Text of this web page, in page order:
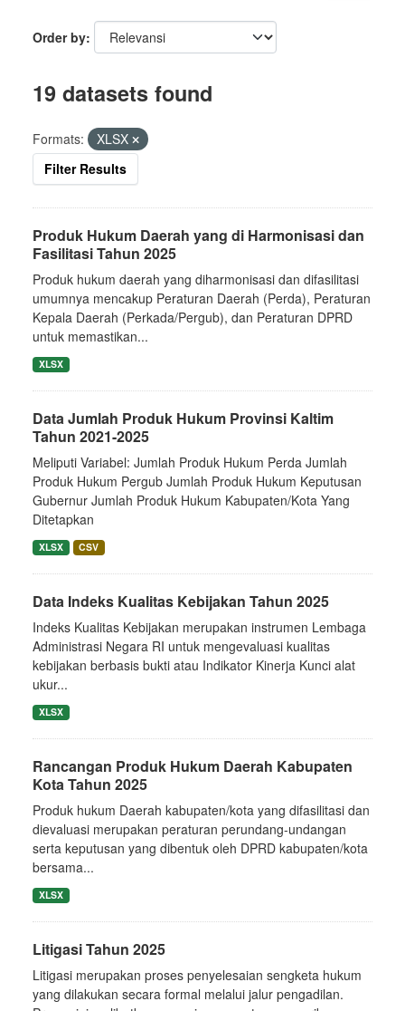
Order by
19 datasets found
Formats:
XLSX
Filter Results
Produk Hukum Daerah yang di Harmonisasi dan
Fasilitasi Tahun 2025
Produk hukum daerah yang diharmonisasi dan difasilitasi
umumnya mencakup Peraturan Daerah (Perda), Peraturan
Kepala Daerah (Perkada/Pergub), dan Peraturan DPRD
untuk memastikan...
XLSX
Data Jumlah Produk Hukum Provinsi Kaltim
Tahun 2021-2025
Meliputi Variabel: Jumlah Produk Hukum Perda Jumlah
Produk Hukum Pergub Jumlah Produk Hukum Keputusan
Gubernur Jumlah Produk Hukum Kabupaten/Kota Yang
Ditetapkan
XLSX CSV
Data Indeks Kualitas Kebijakan Tahun 2025
Indeks Kualitas Kebijakan merupakan instrumen Lembaga
Administrasi Negara RI untuk mengevaluasi kualitas
kebijakan berbasis bukti atau Indikator Kinerja Kunci alat
ukur...
XLSX
Rancangan Produk Hukum Daerah Kabupaten
Kota Tahun 2025
Produk hukum Daerah kabupaten/kota yang difasilitasi dan
dievaluasi merupakan peraturan perundang-undangan
serta keputusan yang dibentuk oleh DPRD kabupaten/kota
bersama...
XLSX
Litigasi Tahun 2025
Litigasi merupakan proses penyelesaian sengketa hukum
yang dilakukan secara formal melalui jalur pengadilan.